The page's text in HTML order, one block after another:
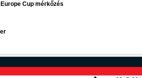
Cup mérkőzés